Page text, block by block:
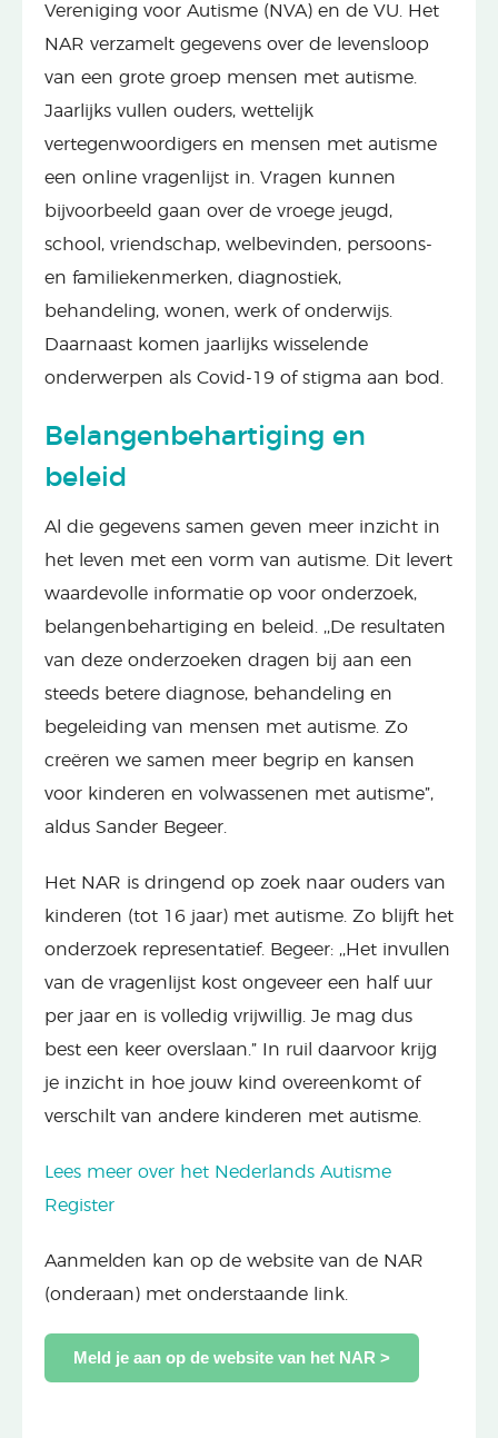
Vereniging voor Autisme (NVA) en de VU. Het
NAR verzamelt gegevens over de levensloop
van een grote groep mensen met autisme.
Jaarlijks vullen ouders, wettelijk
vertegenwoordigers en mensen met autisme
een online vragenlijst in. Vragen kunnen
bijvoorbeeld gaan over de vroege jeugd,
school, vriendschap, welbevinden, persoons-
en familiekenmerken, diagnostiek,
behandeling, wonen, werk of onderwijs.
Daarnaast komen jaarlijks wisselende
onderwerpen als Covid-19 of stigma aan bod.
Belangenbehartiging en
beleid
Al die gegevens samen geven meer inzicht in
het leven met een vorm van autisme. Dit levert
waardevolle informatie op voor onderzoek,
belangenbehartiging en beleid. ,,De resultaten
van deze onderzoeken dragen bij aan een
steeds betere diagnose, behandeling en
begeleiding van mensen met autisme. Zo
creëren we samen meer begrip en kansen
voor kinderen en volwassenen met autisme”,
aldus Sander Begeer.
Het NAR is dringend op zoek naar ouders van
kinderen (tot 16 jaar) met autisme. Zo blijft het
onderzoek representatief. Begeer: ,,Het invullen
van de vragenlijst kost ongeveer een half uur
per jaar en is volledig vrijwillig. Je mag dus
best een keer overslaan.” In ruil daarvoor krijg
je inzicht in hoe jouw kind overeenkomt of
verschilt van andere kinderen met autisme.
Lees meer over het Nederlands Autisme
Register
Aanmelden kan op de website van de NAR
(onderaan) met onderstaande link.
Meld je aan op de website van het NAR >